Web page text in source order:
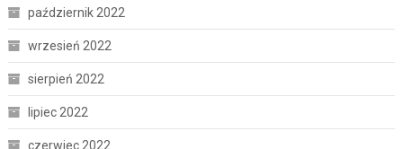
październik 2022
wrzesień 2022
sierpień 2022
lipiec 2022
czerwiec 2022